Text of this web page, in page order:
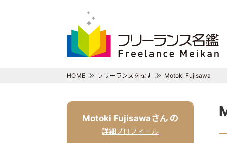
HOME フリーランスを探す Motoki Fujisawa
Motoki Fujisawaさん の
詳細プロフィール